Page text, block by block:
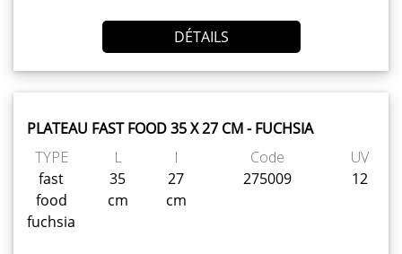
DÉTAILS
PLATEAU FAST FOOD 35 X 27 CM - FUCHSIA
TYPE
fast
food
fuchsia
L
35
cm
l
27
cm
Code
275009
UV
12